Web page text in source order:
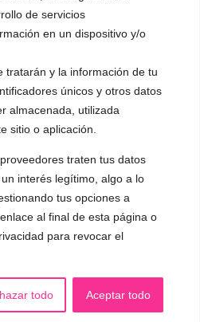
de servicios
en un dispositivo y/o
tratarán y la información de tu
únicos y otros datos
almacenada, utilizada
sitio o aplicación.
traten tus datos
interés legítimo, algo a lo
tus opciones a
al final de esta página o
para revocar el
todo Aceptar todo
🏳️‍🌈